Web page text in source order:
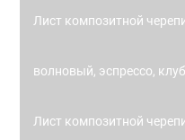
Лист композитной
волновый, эспрессо,
Лист композитной